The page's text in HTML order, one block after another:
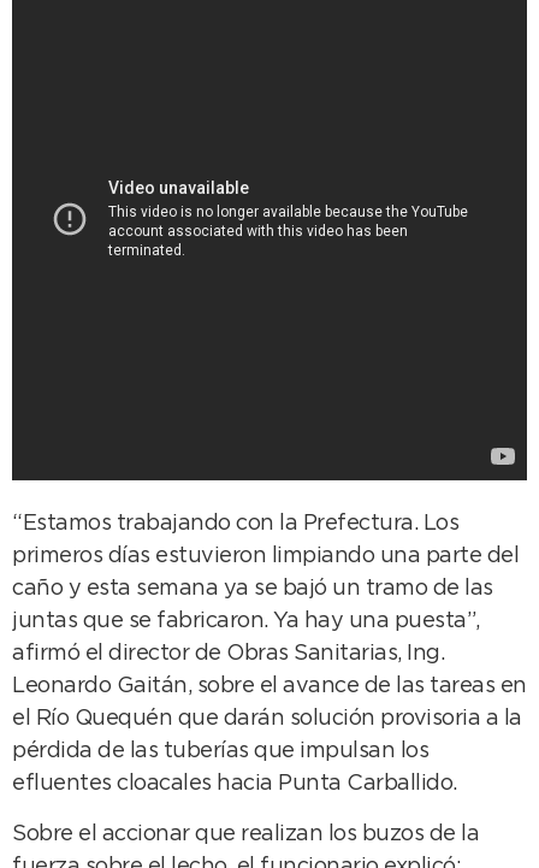
“Estamos trabajando con la Prefectura. Los
primeros días estuvieron limpiando una parte del
caño y esta semana ya se bajó un tramo de las
juntas que se fabricaron. Ya hay una puesta”,
afirmó el director de Obras Sanitarias, Ing.
Leonardo Gaitán, sobre el avance de las tareas en
el Río Quequén que darán solución provisoria a la
pérdida de las tuberías que impulsan los
efluentes cloacales hacia Punta Carballido.
Sobre el accionar que realizan los buzos de la